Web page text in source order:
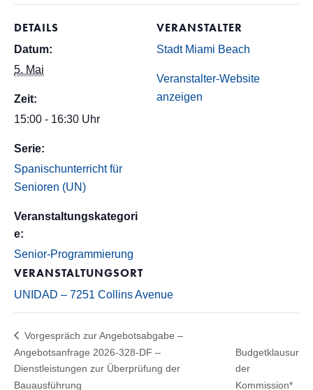
DETAILS
Datum:
5. Mai
Zeit:
15:00 - 16:30 Uhr
Serie:
Spanischunterricht für
Senioren (UN)
Veranstaltungskategori
e:
Senior-Programmierung
VERANSTALTUNGSORT
UNIDAD – 7251 Collins Avenue
VERANSTALTER
Stadt Miami Beach
Veranstalter-Website
anzeigen
Vorgespräch zur Angebotsabgabe –
Angebotsanfrage 2026-328-DF –
Dienstleistungen zur Überprüfung der
Bauausführung
Budgetklausur
der
Kommission*